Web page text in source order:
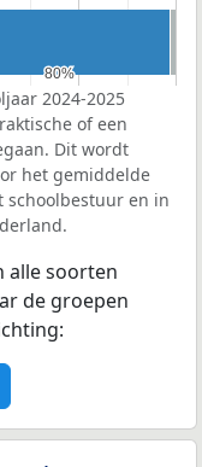
80%
80%
2024-2025
of een
Dit wordt
het gemiddelde
schoolbestuur en in
alle soorten
de groepen